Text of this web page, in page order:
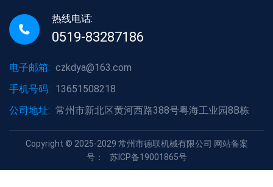
热线电话:
0519-83287186
电子邮箱: czkdya@163.com
手机号码: 13651508218
公司地址: 常州市新北区黄河西路388号粤海工业园8B栋
Copyright © 2025-2029 常州市德联机械有限公司 网站备案
号：
苏ICP备19001865号